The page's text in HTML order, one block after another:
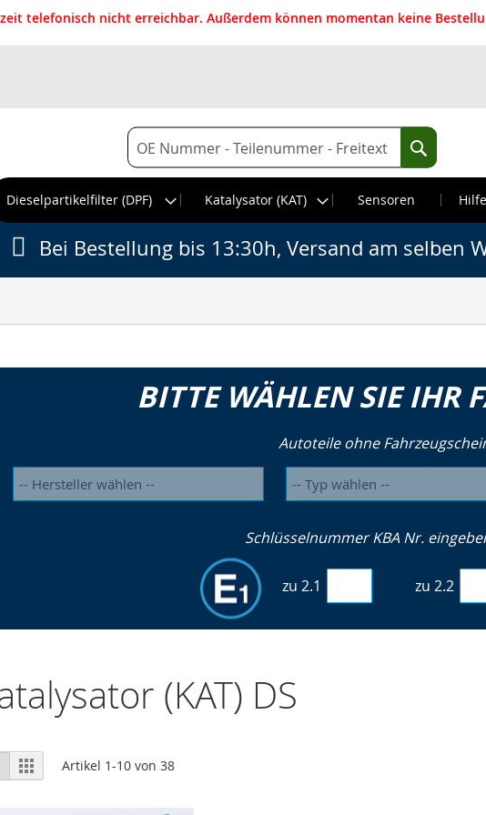
telefonisch nicht erreichbar. Außerdem können momentan keine
Suche
Suche
Dieselpartikelfilter (DPF)
Katalysator (KAT) Sensoren
Bei Bestellung bis 13:30h, Versand am selben
BITTE WÄHLEN SIE IHR
Autoteile ohne
Schlüsselnummer KBA Nr.
zu 2.1 zu 2.2
(KAT) DS
Ansicht
als
Liste RasterArtikel 1-10 von38